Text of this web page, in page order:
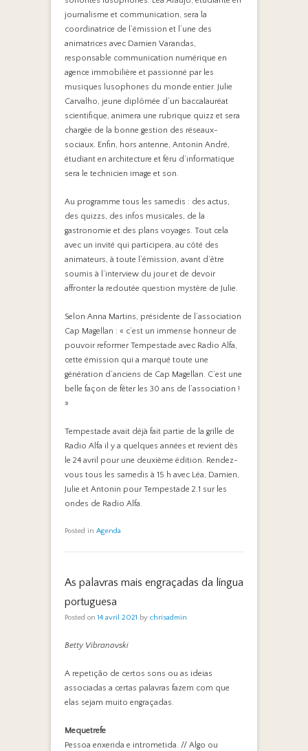
journalisme et communication, sera la
coordinatrice de l’émission et l’une des
animatrices avec Damien Varandas,
responsable communication numérique en
agence immobilière et passionné par les
musiques lusophones du monde entier. Julie
Carvalho, jeune diplômée d’un baccalauréat
scientifique, animera une rubrique quizz et sera
chargée de la bonne gestion des réseaux-
sociaux. Enfin, hors antenne, Antonin André,
étudiant en architecture et féru d’informatique
sera le technicien image et son.
Au programme tous les samedis : des actus,
des quizzs, des infos musicales, de la
gastronomie et des plans voyages. Tout cela
avec un invité qui participera, au côté des
animateurs, à toute l’émission, avant d’être
soumis à l’interview du jour et de devoir
affronter la redoutée question mystère de Julie.
Selon Anna Martins, présidente de l’association
Cap Magellan : « c’est un immense honneur de
pouvoir reformer Tempestade avec Radio Alfa,
cette émission qui a marqué toute une
génération d’anciens de Cap Magellan. C’est une
belle façon de fêter les 30 ans de l’association !
»
Tempestade avait déjà fait partie de la grille de
Radio Alfa il y a quelques années et revient dès
le 24 avril pour une deuxième édition. Rendez-
vous tous les samedis à 15 h avec Léa, Damien,
Julie et Antonin pour Tempestade 2.1 sur les
ondes de Radio Alfa.
Posted in Agenda
As palavras mais engraçadas da língua
portuguesa
Posted on 14 avril 2021 by chrisadmin
Betty Vibranovski
A repetição de certos sons ou as ideias
associadas a certas palavras fazem com que
elas sejam muito engraçadas.
Mequetrefe
Pessoa enxerida e intrometida. // Algo ou